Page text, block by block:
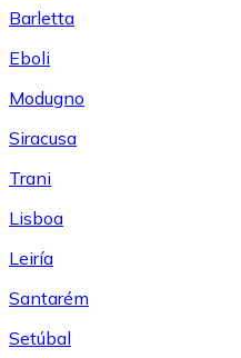
Barletta
Eboli
Modugno
Siracusa
Trani
Lisboa
Leiría
Santarém
Setúbal